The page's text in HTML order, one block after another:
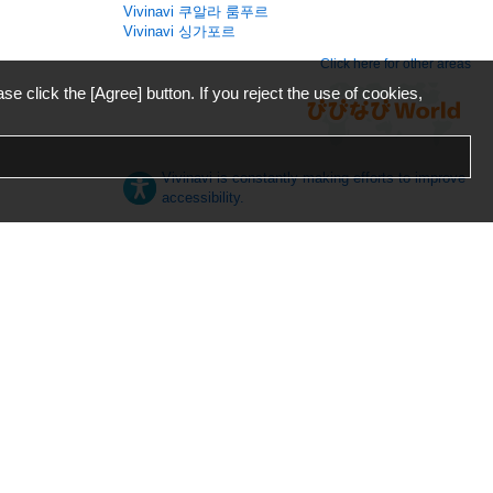
Vivinavi 쿠알라 룸푸르
Vivinavi 싱가포르
Click here for other areas
Vivinavi is constantly making efforts to improve
accessibility.
click the [Agree] button. If you reject the use of cookies,